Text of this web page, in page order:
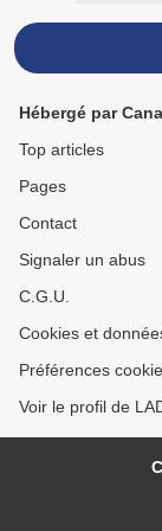
Hébergé par
Top articles
Pages
Contact
Signaler un abus
C.G.U.
Cookies et
Préférences
Voir le profil de